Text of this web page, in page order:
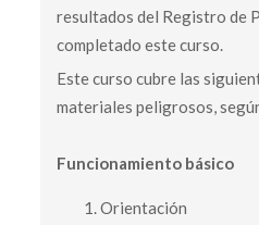
resultados del Registro de
completado este curso.
Este curso cubre las
materiales peligrosos,
Funcionamiento básico
Orientación